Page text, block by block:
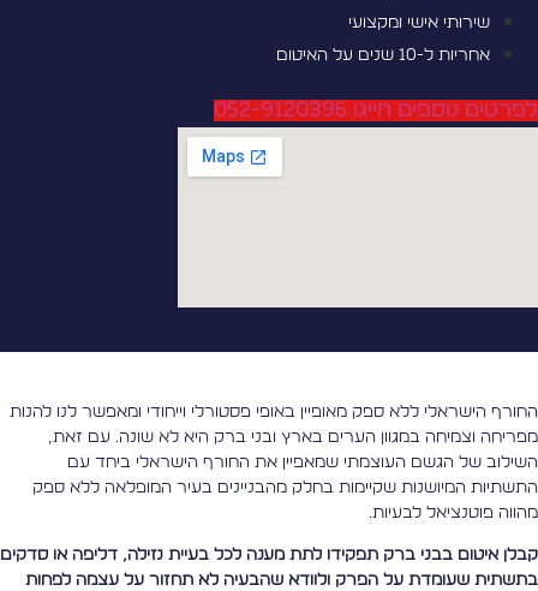
שירותי אישי ומקצועי
אחריות ל-10 שנים על האיטום
נוספים חייגו 052-9120396
הישראלי ללא ספק מאופיין באופי פסטורלי וייחודי ומאפשר לנו להנות
וצמיחה במגוון הערים בארץ ובני ברק היא לא שונה. עם זאת,
של הגשם העוצמתי שמאפיין את החורף הישראלי ביחד עם
המיושנות שקיימות בחלק מהבניינים בעיר המופלאה ללא ספק
פוטנציאל לבעיות.
איטום בבני ברק תפקידו לתת מענה לכל בעיית נזילה, דליפה או סדקים
שעומדת על הפרק ולוודא שהבעיה לא תחזור על עצמה לפחות